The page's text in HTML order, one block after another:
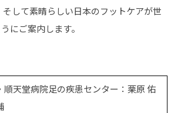
そして素晴らしい日本のフットケアが世
にご案内します。
順天堂病院足の疾患センター：栗原 佑